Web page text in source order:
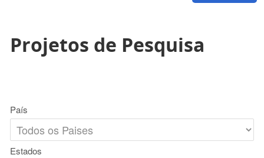
Projetos de Pesquisa
País
Estados